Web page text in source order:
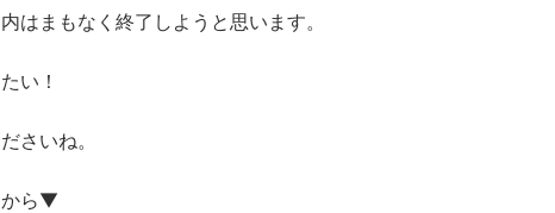
はまもなく終了しようと思います。
い！
さいね。
から▼